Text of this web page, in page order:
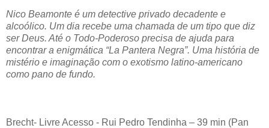
Nico Beamonte é um detective privado decadente e
alcoólico. Um dia recebe uma chamada de um tipo que diz
ser Deus. Até o Todo-Poderoso precisa de ajuda para
encontrar a enigmática “La Pantera Negra”. Uma história de
mistério e imaginação com o exotismo latino-americano
como pano de fundo.
Brecht- Livre Acesso - Rui Pedro Tendinha – 39 min (Pan